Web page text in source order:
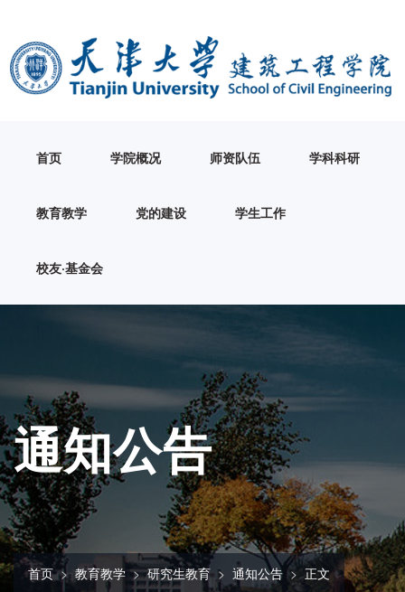
首页 学院概况 师资队伍 学科科研
教育教学 党的建设 学生工作
校友·基金会
通知公告
首页 教育教学 研究生教育 通知公告 正文